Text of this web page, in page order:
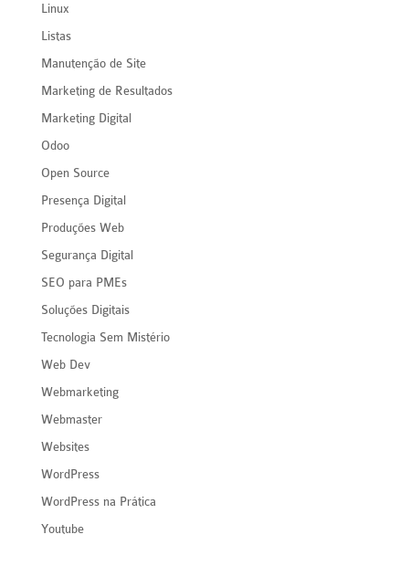
Linux
Listas
Manutenção de Site
Marketing de Resultados
Marketing Digital
Odoo
Open Source
Presença Digital
Produções Web
Segurança Digital
SEO para PMEs
Soluções Digitais
Tecnologia Sem Mistério
Web Dev
Webmarketing
Webmaster
Websites
WordPress
WordPress na Prática
Youtube